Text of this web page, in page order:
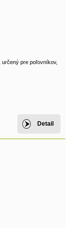
pre poľovníkov,
Detail